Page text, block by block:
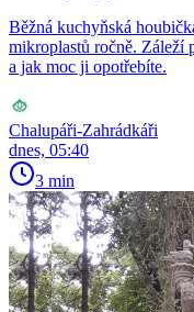
Běžná kuchyňská
mikroplastů ročně. Záleží
a jak moc ji opotřebíte.
Chalupáři-Zahrádkáři
dnes, 05:40
3 min